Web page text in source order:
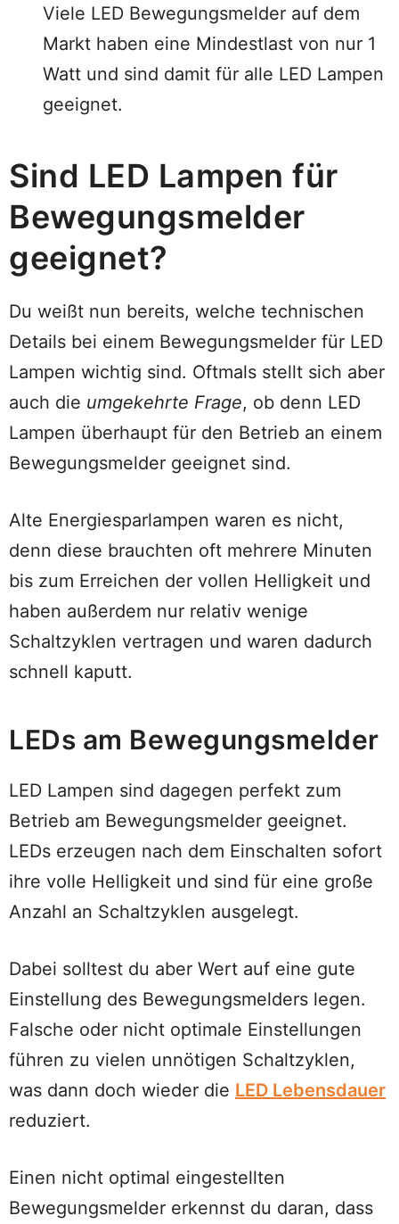
Viele LED Bewegungsmelder auf dem
Markt haben eine Mindestlast von nur 1
Watt und sind damit für alle LED Lampen
geeignet.
Sind LED Lampen für
Bewegungsmelder
geeignet?
Du weißt nun bereits, welche technischen
Details bei einem Bewegungsmelder für LED
Lampen wichtig sind. Oftmals stellt sich aber
auch die umgekehrte Frage, ob denn LED
Lampen überhaupt für den Betrieb an einem
Bewegungsmelder geeignet sind.
Alte Energiesparlampen waren es nicht,
denn diese brauchten oft mehrere Minuten
bis zum Erreichen der vollen Helligkeit und
haben außerdem nur relativ wenige
Schaltzyklen vertragen und waren dadurch
schnell kaputt.
LEDs am Bewegungsmelder
LED Lampen sind dagegen perfekt zum
Betrieb am Bewegungsmelder geeignet.
LEDs erzeugen nach dem Einschalten sofort
ihre volle Helligkeit und sind für eine große
Anzahl an Schaltzyklen ausgelegt.
Dabei solltest du aber Wert auf eine gute
Einstellung des Bewegungsmelders legen.
Falsche oder nicht optimale Einstellungen
führen zu vielen unnötigen Schaltzyklen,
was dann doch wieder die LED Lebensdauer
reduziert.
Einen nicht optimal eingestellten
Bewegungsmelder erkennst du daran, dass